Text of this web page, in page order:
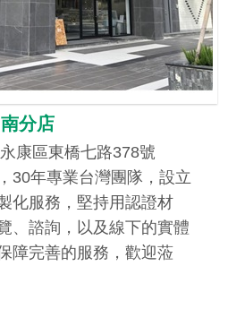
分店
康區東橋七路378號
30年專業台灣團隊，設立
化服務，堅持用認證材
、諮詢，以及線下的實體
障完善的服務，歡迎蒞